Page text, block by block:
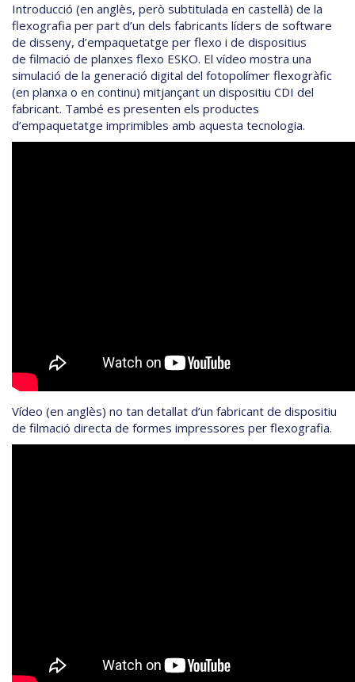
Introducció (en anglès, però subtitulada en castellà) de la
flexografia per part d’un dels fabricants líders de software
de disseny, d’empaquetatge per flexo i de dispositius
de filmació de planxes flexo ESKO. El vídeo mostra una
simulació de la generació digital del fotopolímer flexogràfic
(en planxa o en continu) mitjançant un dispositiu CDI del
fabricant. També es presenten els productes
d’empaquetatge imprimibles amb aquesta tecnologia.
Vídeo (en anglès) no tan detallat d’un fabricant de dispositiu
de filmació directa de formes impressores per flexografia.